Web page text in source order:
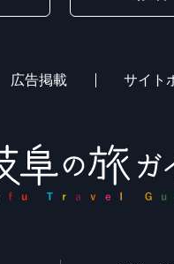
広告掲載 サイト